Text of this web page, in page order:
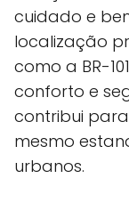
cuidado e
localização
como a BR-
conforto e
contribui
mesmo
urbanos.